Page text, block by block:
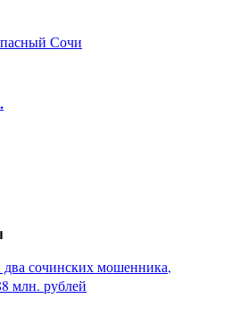
сочинских мошенника,
млн. рублей